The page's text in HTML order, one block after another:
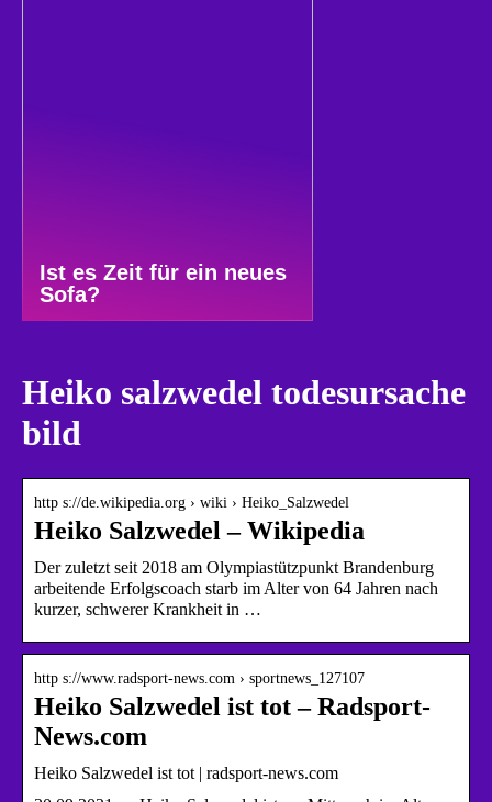
Ist es Zeit für ein neues
Sofa?
Heiko salzwedel todesursache
bild
http s://de.wikipedia.org › wiki › Heiko_Salzwedel
Heiko Salzwedel – Wikipedia
Der zuletzt seit 2018 am Olympiastützpunkt Brandenburg
arbeitende Erfolgscoach starb im Alter von 64 Jahren nach
kurzer, schwerer Krankheit in …
http s://www.radsport-news.com › sportnews_127107
Heiko Salzwedel ist tot – Radsport-
News.com
Heiko Salzwedel ist tot | radsport-news.com